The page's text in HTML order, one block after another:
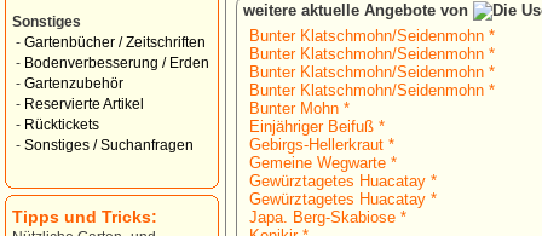
Sonstiges
- Gartenbücher / Zeitschriften
- Bodenverbesserung / Erden
- Gartenzubehör
- Reservierte Artikel
- Rücktickets
- Sonstiges / Suchanfragen
Tipps und Tricks:
weitere aktuelle Angebote von
Bunter Klatschmohn/Seidenmohn *
Bunter Klatschmohn/Seidenmohn *
Bunter Klatschmohn/Seidenmohn *
Bunter Klatschmohn/Seidenmohn *
Bunter Mohn *
Einjähriger Beifuß *
Gebirgs-Hellerkraut *
Gemeine Wegwarte *
Gewürztagetes Huacatay *
Gewürztagetes Huacatay *
Japa. Berg-Skabiose *